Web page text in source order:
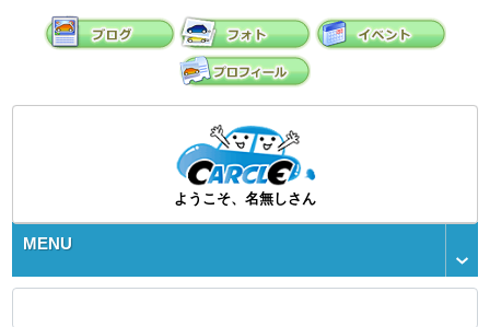
ようこそ、名無しさん
MENU